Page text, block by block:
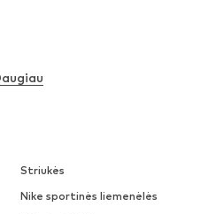
Striukės
Nike sportinės liemenėlės